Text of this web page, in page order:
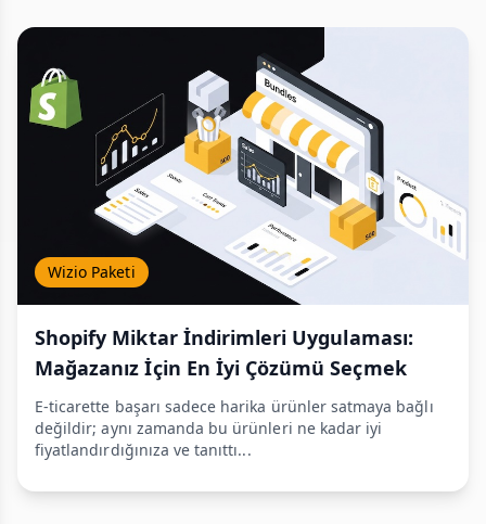
Wizio Paketi
Shopify Miktar İndirimleri Uygulaması:
Mağazanız İçin En İyi Çözümü Seçmek
E-ticarette başarı sadece harika ürünler satmaya bağlı
değildir; aynı zamanda bu ürünleri ne kadar iyi
fiyatlandırdığınıza ve tanıttı...